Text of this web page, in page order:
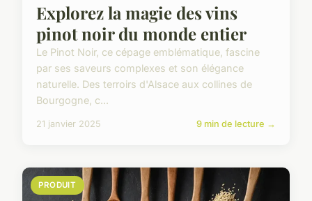
Explorez la magie des vins
pinot noir du monde entier
Le Pinot Noir, ce cépage emblématique, fascine
par ses saveurs complexes et son élégance
naturelle. Des terroirs d'Alsace aux collines de
Bourgogne, c...
21 janvier 2025 9 min de lecture →
PRODUIT